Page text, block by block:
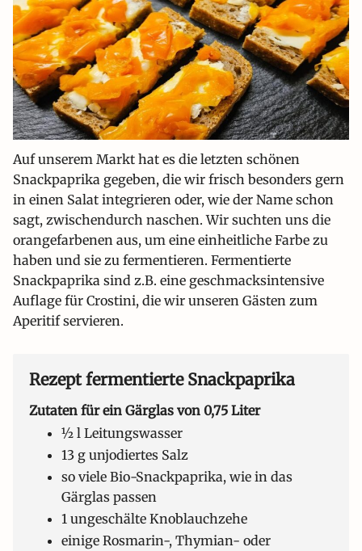
Auf unserem Markt hat es die letzten schönen
Snackpaprika gegeben, die wir frisch besonders gern
in einen Salat integrieren oder, wie der Name schon
sagt, zwischendurch naschen. Wir suchten uns die
orangefarbenen aus, um eine einheitliche Farbe zu
haben und sie zu fermentieren. Fermentierte
Snackpaprika sind z.B. eine geschmacksintensive
Auflage für Crostini, die wir unseren Gästen zum
Aperitif servieren.
Rezept fermentierte Snackpaprika
Zutaten für ein Gärglas von 0,75 Liter
½ l Leitungswasser
13 g unjodiertes Salz
so viele Bio-Snackpaprika, wie in das
Gärglas passen
1 ungeschälte Knoblauchzehe
einige Rosmarin-, Thymian- oder